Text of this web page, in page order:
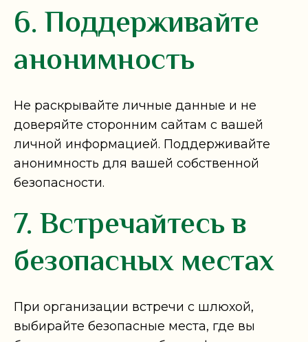
6. Поддерживайте
анонимность
Не раскрывайте личные данные и не
доверяйте сторонним сайтам с вашей
личной информацией. Поддерживайте
анонимность для вашей собственной
безопасности.
7. Встречайтесь в
безопасных местах
При организации встречи с шлюхой,
выбирайте безопасные места, где вы